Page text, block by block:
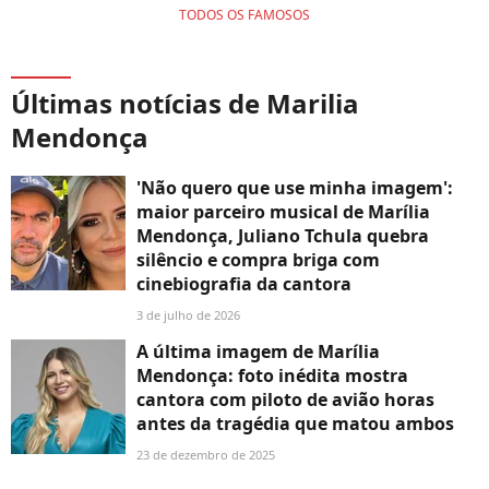
TODOS OS FAMOSOS
Últimas notícias de Marilia
Mendonça
'Não quero que use minha imagem':
maior parceiro musical de Marília
Mendonça, Juliano Tchula quebra
silêncio e compra briga com
cinebiografia da cantora
3 de julho de 2026
A última imagem de Marília
Mendonça: foto inédita mostra
cantora com piloto de avião horas
antes da tragédia que matou ambos
23 de dezembro de 2025